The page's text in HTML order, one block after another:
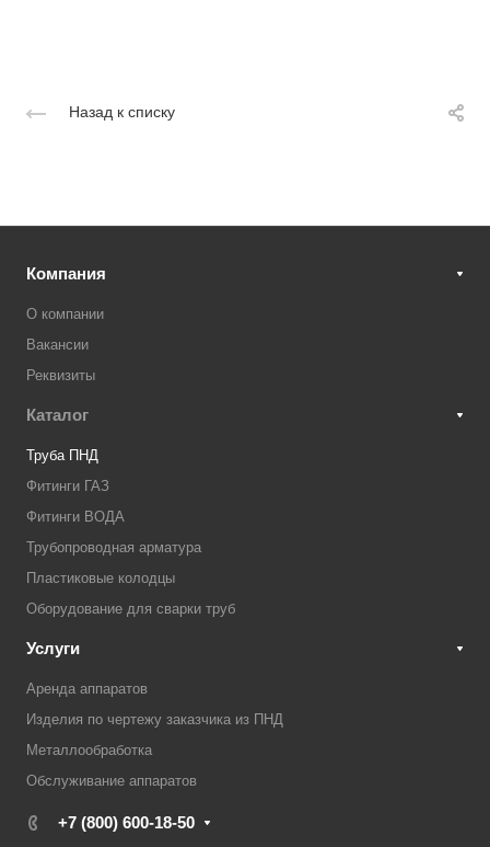
Назад к списку
Компания
О компании
Вакансии
Реквизиты
Каталог
Труба ПНД
Фитинги ГАЗ
Фитинги ВОДА
Трубопроводная арматура
Пластиковые колодцы
Оборудование для сварки труб
Услуги
Аренда аппаратов
Изделия по чертежу заказчика из ПНД
Металлообработка
Обслуживание аппаратов
+7 (800) 600-18-50